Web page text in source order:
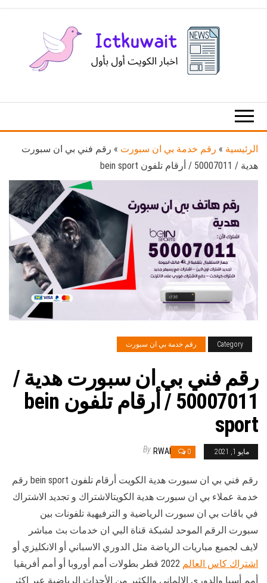
الكويت
الرئيسية » رقم خدمة بي ان سبورت » رقم فني بي ان سبورت
هدية / 50007011 / أرقام تلفون bein sport
Category رقم خدمة بي ان سبورت
رقم فني بي ان سبورت هدية /
50007011 / أرقام تلفون bein
sport
مايو 1, 2021 0
By RWAN
رقم فني بي ان سبورت هدية الكويت أرقام تلفون bein sport رقم
خدمة عملاء بي ان سبورت هدية الكويتالاشتراك و تجديد الاشتراك
في باقات بي ان سبورت الرياضية و الترفيهية تلفونات بين
سبورت الرقم الموحد لشبكة قناة البي ان خدمات بث مباشر
لايف لجميع مباريات الرياضة مثل الدوري الاسباني أو الانكليزي أو
اشتراك كاس العالم
2022 قطر بطولات أمم أوروبا أو أمم أفريقيا
أمم أسيا والدوري الالماني والكثير من الأحداث الرياضية عبر اكثر